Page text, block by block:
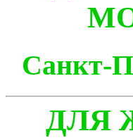
ДЛЯ